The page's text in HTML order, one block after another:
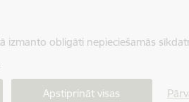
izmanto obligāti nepieciešamās
Apstiprināt visas